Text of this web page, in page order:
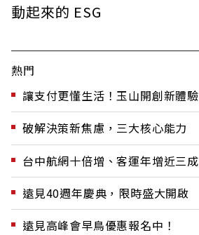
動起來的 ESG
熱門
讓支付更懂生活！玉山開創新體驗
破解決策新焦慮，三大核心能力
台中航網十倍增、客運年增近三成
遠見40週年慶典，限時盛大開啟
遠見高峰會早鳥優惠報名中！